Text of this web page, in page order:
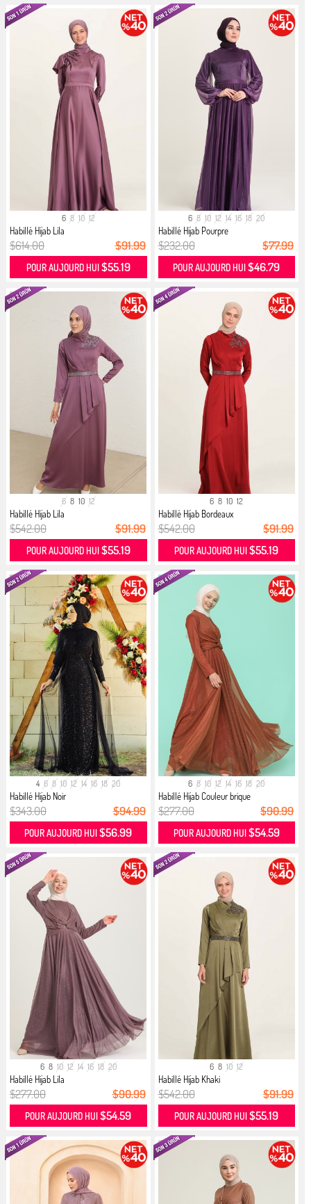
6 8 10 12
Habillé Hijab Lila
$614.00 $91.99
POUR AUJOURD HUI $55.19
6 8 10 12 14 16 18 20
Habillé Hijab Pourpre
$232.00 $77.99
POUR AUJOURD HUI$46.79
6 8 10 12
Habillé Hijab Lila
$542.00 $91.99
POUR AUJOURD HUI $55.19
6 8 10 12
Habillé Hijab Bordeaux
$542.00 $91.99
POUR AUJOURD HUI$55.19
4 6 8 10 12 14 16 18 20
Habillé Hijab Noir
$343.00 $94.99
POUR AUJOURD HUI$56.99
6 8 10 12 14 16 18 20
Habillé Hijab Couleur brique
$277.00 $90.99
POUR AUJOURD HUI $54.59
6 8 10 12 14 16 18 20
Habillé Hijab Lila
$277.00 $90.99
POUR AUJOURD HUI$54.59
6 8 10 12
Habillé Hijab Khaki
$542.00 $91.99
POUR AUJOURD HUI$55.19